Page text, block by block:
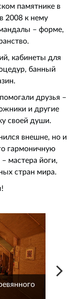
памятнике в
2008 к нему
– форме,
кабинеты для
банный
друзья –
и другие
своей души.
внешне, но и
гармоничную
мастера йоги,
стран мира.